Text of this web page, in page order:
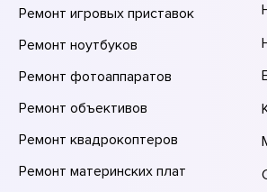
Ремонт игровых приставок
Ремонт ноутбуков
Ремонт фотоаппаратов
Ремонт объективов
Ремонт квадрокоптеров
Ремонт материнских плат